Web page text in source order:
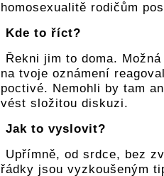
homosexualitě rodičům
Kde to říct?
Řekni jim to doma.
na tvoje oznámení
poctivé. Nemohli by tam
vést složitou diskuzi.
Jak to vyslovit?
Upřímně, od srdce, bez
řádky jsou vyzkoušeným